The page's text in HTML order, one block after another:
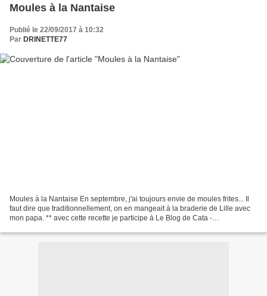
Moules à la Nantaise
Publié le 22/09/2017 à 10:32
Par DRINETTE77
Moules à la Nantaise En septembre, j'ai toujours envie de moules frites... Il
faut dire que traditionnellement, on en mangeait à la braderie de Lille avec
mon papa. ** avec cette recette je participe à Le Blog de Cata -